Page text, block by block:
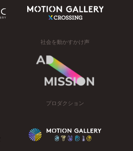
社会を動かすかけ声
プロダクション